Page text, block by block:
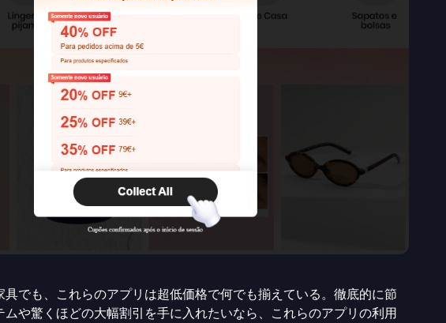
でも、これらのアプリは超低価格で何でも揃えている。徹底的に節
や驚くほどの大幅割引を手に入れたいなら、これらのアプリの利用